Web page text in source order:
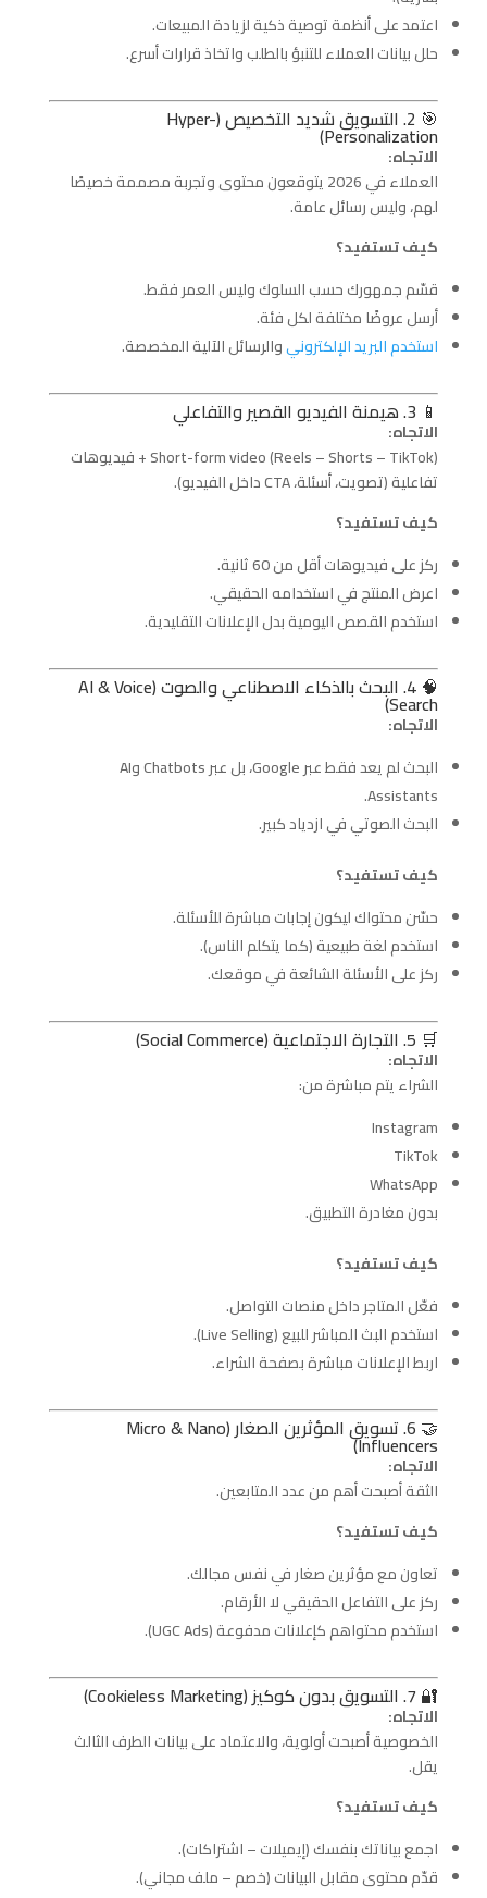
اعتمد على أنظمة توصية ذكية لزيادة المبيعات.
حلل بيانات العملاء للتنبؤ بالطلب واتخاذ قرارات أسرع.
🎯 2. التسويق شديد التخصيص (Hyper-
Personalization)
الاتجاه:
العملاء في 2026 يتوقعون محتوى وتجربة مصممة خصيصًا
لهم، وليس رسائل عامة.
كيف تستفيد؟
قسّم جمهورك حسب السلوك وليس العمر فقط.
أرسل عروضًا مختلفة لكل فئة.
استخدم البريد الإلكترونيوالرسائل الآلية المخصصة.
📱 3. هيمنة الفيديو القصير والتفاعلي
الاتجاه:
Short-form video (Reels – Shorts – TikTok) + فيديوهات
تفاعلية (تصويت، أسئلة، CTA داخل الفيديو).
كيف تستفيد؟
ركز على فيديوهات أقل من 60 ثانية.
اعرض المنتج في استخدامه الحقيقي.
استخدم القصص اليومية بدل الإعلانات التقليدية.
🧠 4. البحث بالذكاء الاصطناعي والصوت (AI & Voice
Search)
الاتجاه:
البحث لم يعد فقط عبر Google، بل عبر Chatbots وAI
Assistants.
البحث الصوتي في ازدياد كبير.
كيف تستفيد؟
حسّن محتواك ليكون إجابات مباشرة للأسئلة.
استخدم لغة طبيعية (كما يتكلم الناس).
ركز على الأسئلة الشائعة في موقعك.
🛒 5. التجارة الاجتماعية (Social Commerce)
الاتجاه:
الشراء يتم مباشرة من:
Instagram
TikTok
WhatsApp
بدون مغادرة التطبيق.
كيف تستفيد؟
فعّل المتاجر داخل منصات التواصل.
استخدم البث المباشر للبيع (Live Selling).
اربط الإعلانات مباشرة بصفحة الشراء.
🤝 6. تسويق المؤثرين الصغار (Micro & Nano
Influencers)
الاتجاه:
الثقة أصبحت أهم من عدد المتابعين.
كيف تستفيد؟
تعاون مع مؤثرين صغار في نفس مجالك.
ركز على التفاعل الحقيقي لا الأرقام.
استخدم محتواهم كإعلانات مدفوعة (UGC Ads).
🔐 7. التسويق بدون كوكيز (Cookieless Marketing)
الاتجاه:
الخصوصية أصبحت أولوية، والاعتماد على بيانات الطرف الثالث
يقل.
كيف تستفيد؟
اجمع بياناتك بنفسك (إيميلات – اشتراكات).
قدّم محتوى مقابل البيانات (خصم – ملف مجاني).